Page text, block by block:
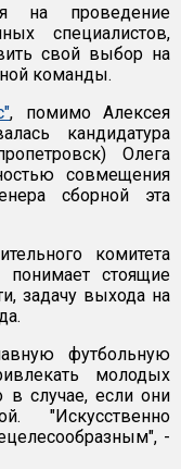
на проведение
специалистов,
свой выбор на
команды.
, помимо Алексея
кандидатура
Олега
совмещения
сборной эта
комитета
стоящие
задачу выхода на
футбольную
молодых
в случае, если они
"Искусственно
-